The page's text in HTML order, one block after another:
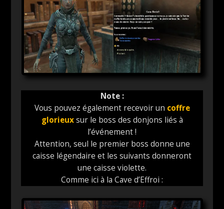
Note :
Vous pouvez également recevoir un coffre
glorieuxsur le boss des donjons liés à
l’événement !
Attention, seul le premier boss donne une
caisse légendaire et les suivants donneront
une caisse violette.
Comme ici à la Cave d’Effroi :